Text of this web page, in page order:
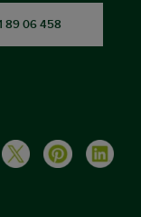
89 06 458